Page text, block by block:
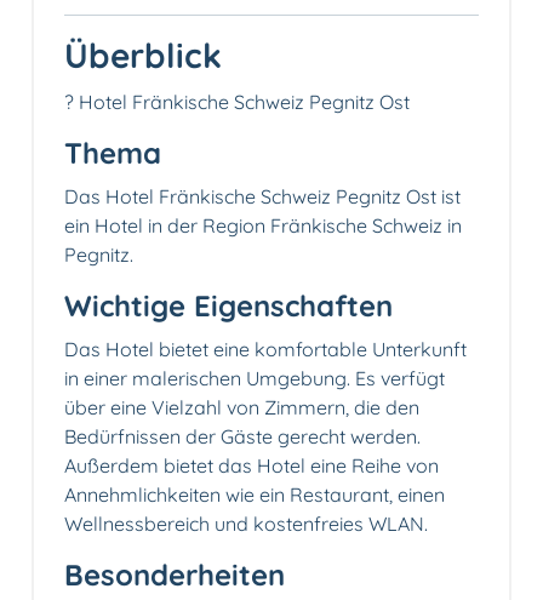
Überblick
? Hotel Fränkische Schweiz Pegnitz Ost
Thema
Das Hotel Fränkische Schweiz Pegnitz Ost ist
ein Hotel in der Region Fränkische Schweiz in
Pegnitz.
Wichtige Eigenschaften
Das Hotel bietet eine komfortable Unterkunft
in einer malerischen Umgebung. Es verfügt
über eine Vielzahl von Zimmern, die den
Bedürfnissen der Gäste gerecht werden.
Außerdem bietet das Hotel eine Reihe von
Annehmlichkeiten wie ein Restaurant, einen
Wellnessbereich und kostenfreies WLAN.
Besonderheiten